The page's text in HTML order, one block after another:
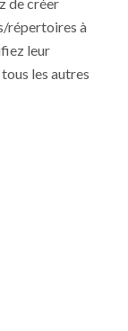
répertoires à
leur
les autres